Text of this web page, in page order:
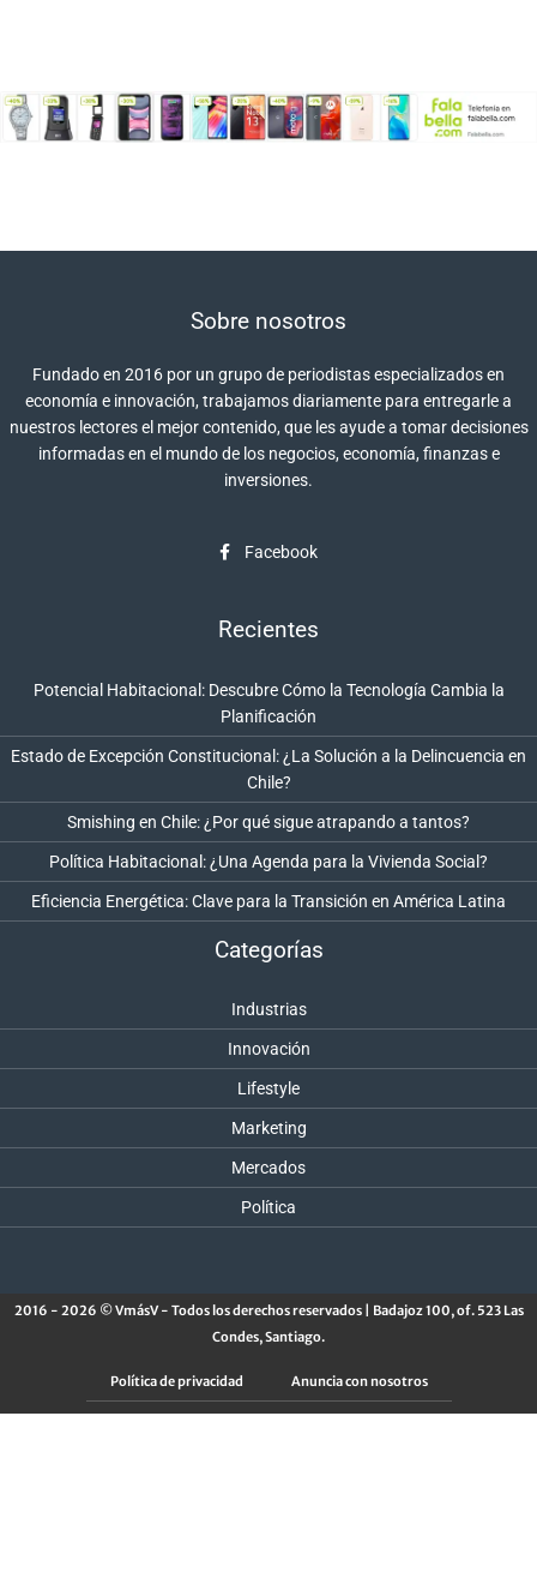
Sobre nosotros
Fundado en 2016 por un grupo de periodistas especializados en
economía e innovación, trabajamos diariamente para entregarle a
nuestros lectores el mejor contenido, que les ayude a tomar decisiones
informadas en el mundo de los negocios, economía, finanzas e
inversiones.
Facebook
Recientes
Potencial Habitacional: Descubre Cómo la Tecnología Cambia la
Planificación
Estado de Excepción Constitucional: ¿La Solución a la Delincuencia en
Chile?
Smishing en Chile: ¿Por qué sigue atrapando a tantos?
Política Habitacional: ¿Una Agenda para la Vivienda Social?
Eficiencia Energética: Clave para la Transición en América Latina
Categorías
Industrias
Innovación
Lifestyle
Marketing
Mercados
Política
2016 - 2026 © VmásV - Todos los derechos reservados | Badajoz 100, of. 523 Las
Condes, Santiago.
Política de privacidad Anuncia con nosotros